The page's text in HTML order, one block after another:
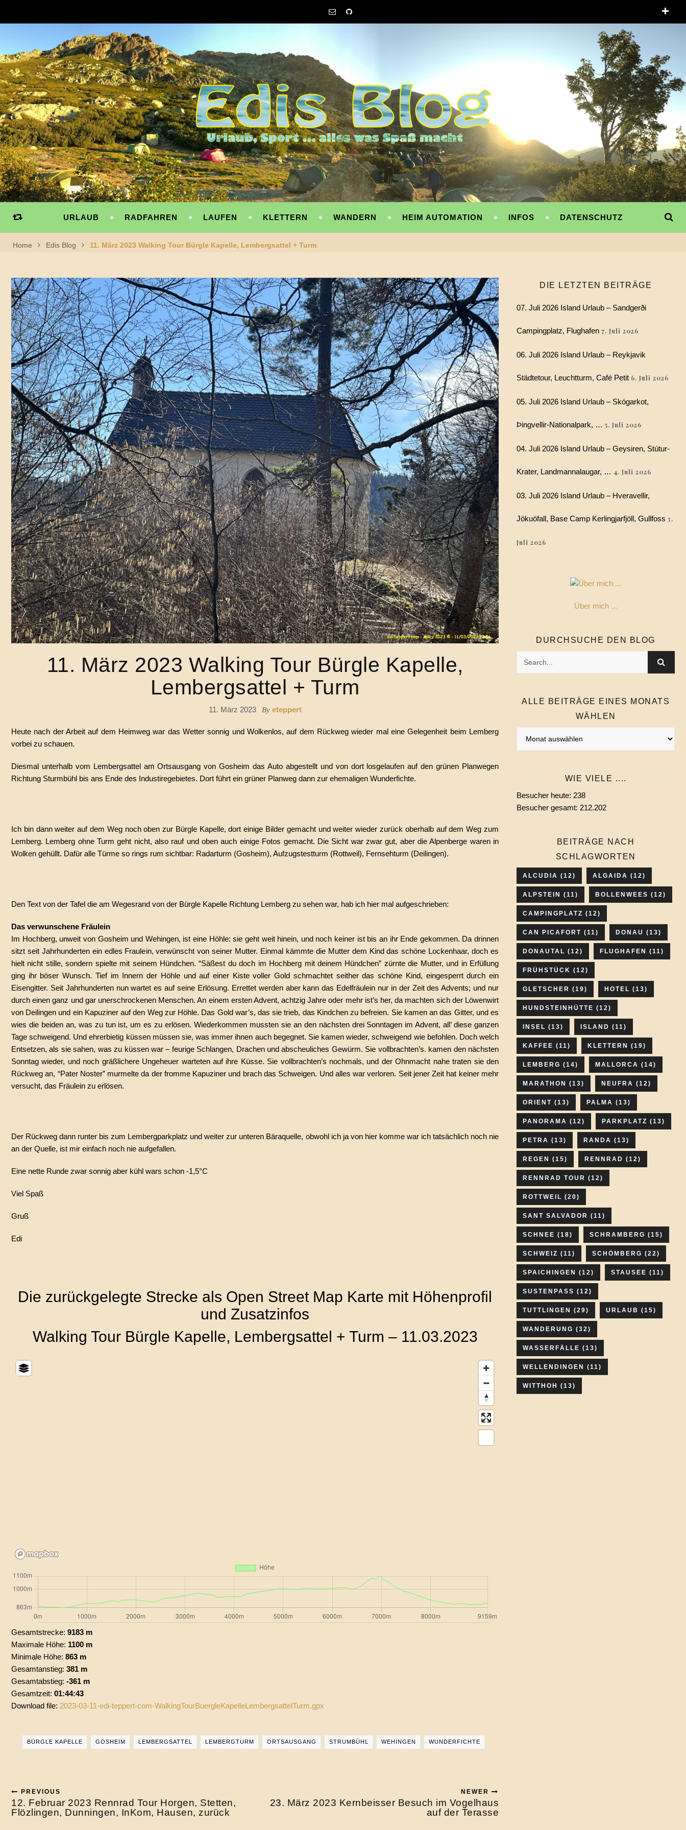
URLAUB RADFAHREN LAUFEN KLETTERN WANDERN HEIM AUTOMATION INFOS DATENSCHUTZ
Home Edis Blog 11. März 2023 Walking Tour Bürgle Kapelle, Lembergsattel + Turm
11. März 2023 Walking Tour Bürgle Kapelle,
Lembergsattel + Turm
11. März 2023 By eteppert
Heute nach der Arbeit auf dem Heimweg war das Wetter sonnig und Wolkenlos, auf dem Rückweg wieder mal eine Gelegenheit beim Lemberg
vorbei zu schauen.
Diesmal unterhalb vom Lembergsattel am Ortsausgang von Gosheim das Auto abgestellt und von dort losgelaufen auf den grünen Planwegen
Richtung Sturmbühl bis ans Ende des Industiregebietes. Dort führt ein grüner Planweg dann zur ehemaligen Wunderfichte.
Ich bin dann weiter auf dem Weg noch oben zur Bürgle Kapelle, dort einige Bilder gemacht und weiter wieder zurück oberhalb auf dem Weg zum
Lemberg. Lemberg ohne Turm geht nicht, also rauf und oben auch einige Fotos gemacht. Die Sicht war zwar gut, aber die Alpenberge waren in
Wolken gehüllt. Dafür alle Türme so rings rum sichtbar: Radarturm (Gosheim), Aufzugstestturm (Rottweil), Fernsehturm (Deilingen).
Den Text von der Tafel die am Wegesrand von der Bürgle Kapelle Richtung Lemberg zu sehen war, hab ich hier mal aufgeschrieben:
Das verwunschene Fräulein
Im Hochberg, unweit von Gosheim und Wehingen, ist eine Höhle: sie geht weit hinein, und noch keiner ist bis an ihr Ende gekommen. Da drinnen
sitzt seit Jahrhunderten ein edles Fraulein, verwünscht von seiner Mutter. Einmal kämmte die Mutter dem Kind das schöne Lockenhaar, doch es
hielt nicht stille, sondern spielte mit seinem Hündchen. “Säßest du doch im Hochberg mit deinem Hündchen” zürnte die Mutter, und in Erfüllung
ging ihr böser Wunsch. Tief im Innern der Höhle und auf einer Kiste voller Gold schmachtet seither das schöne Kind, eingesperrt durch ein
Eisengitter. Seit Jahrhunderten nun wartet es auf seine Erlösung. Errettet werden aber kann das Edelfräulein nur in der Zeit des Advents; und nur
durch einen ganz und gar unerschrockenen Menschen. An einem ersten Advent, achtzig Jahre oder mehr ist’s her, da machten sich der Löwenwirt
von Deilingen und ein Kapuziner auf den Weg zur Höhle. Das Gold war’s, das sie trieb, das Kindchen zu befreien. Sie kamen an das Gitter, und es
wies die beiden an, was zu tun ist, um es zu erlösen. Wiederkommen mussten sie an den nächsten drei Sonntagen im Advent, all’ diese ganzen
Tage schweigend. Und ehrerbietig küssen müssen sie, was immer ihnen auch begegnet. Sie kamen wieder, schweigend wie befohlen. Doch welch
Entsetzen, als sie sahen, was zu küssen war – feurige Schlangen, Drachen und abscheuliches Gewürm. Sie vollbrachten’s. kamen den nächsten
Sonntag wieder, und noch gräßlichere Ungeheuer warteten auf ihre Küsse. Sie vollbrachten’s nochmals, und der Ohnmacht nahe traten sie den
Rückweg an, “Pater Noster” murmelte da der fromme Kapuziner und brach das Schweigen. Und alles war verloren. Seit jener Zeit hat keiner mehr
versucht, das Fräulein zu erlösen.
Der Rückweg dann runter bis zum Lembergparkplatz und weiter zur unteren Bäraquelle, obwohl ich ja von hier komme war ich tatsächlich noch nie
an der Quelle, ist mir einfach noch nie aufgefallen.
Eine nette Runde zwar sonnig aber kühl wars schon -1,5°C
Viel Spaß
Gruß
Edi
Die zurückgelegte Strecke als Open Street Map Karte mit Höhenprofil
und Zusatzinfos
Walking Tour Bürgle Kapelle, Lembergsattel + Turm – 11.03.2023
Gesamtstrecke: 9183 m
Maximale Höhe: 1100 m
Minimale Höhe: 863 m
Gesamtanstieg: 381 m
Gesamtabstieg: -361 m
Gesamtzeit: 01:44:43
Download file: 2023-03-11-edi-teppert-com-WalkingTourBuergleKapelleLembergsattelTurm.gpx
BÜRGLE KAPELLE GOSHEIM LEMBERGSATTEL LEMBERGTURM ORTSAUSGANG STRUMBÜHL WEHINGEN WUNDERFICHTE
PREVIOUS
12. Februar 2023 Rennrad Tour Horgen, Stetten,
Flözlingen, Dunningen, InKom, Hausen, zurück
NEWER
23. März 2023 Kernbeisser Besuch im Vogelhaus
auf der Terasse
DIE LETZTEN BEITRÄGE
07. Juli 2026 Island Urlaub – Sandgerði
Campingplatz, Flughafen 7. Juli 2026
06. Juli 2026 Island Urlaub – Reykjavik
Städtetour, Leuchtturm, Café Petit 6. Juli 2026
05. Juli 2026 Island Urlaub – Skógarkot,
Þingvellir-Nationalpark, … 5. Juli 2026
04. Juli 2026 Island Urlaub – Geysiren, Stútur-
Krater, Landmannalaugar, … 4. Juli 2026
03. Juli 2026 Island Urlaub – Hveravellir,
Jökuöfall, Base Camp Kerlingjarfjöll, Gullfoss 3.
Juli 2026
Über mich ...
DURCHSUCHE DEN BLOG
ALLE BEITRÄGE EINES MONATS
WÄHLEN
wählen
WIE VIELE ....
Besucher heute: 238
Besucher gesamt: 212.202
BEITRÄGE NACH
SCHLAGWORTEN
ALCUDIA (12) ALGAIDA (12)
ALPSTEIN (11) BOLLENWEES (12)
CAMPINGPLATZ (12)
CAN PICAFORT (11) DONAU (13)
DONAUTAL (12) FLUGHAFEN (11)
FRÜHSTÜCK (12)
GLETSCHER (19) HOTEL (13)
HUNDSTEINHÜTTE (12)
INSEL (13) ISLAND (11)
KAFFEE (11) KLETTERN (19)
LEMBERG (14) MALLORCA (14)
MARATHON (13) NEUFRA (12)
ORIENT (13) PALMA (13)
PANORAMA (12) PARKPLATZ (13)
PETRA (13) RANDA (13)
REGEN (15) RENNRAD (12)
RENNRAD TOUR (12)
ROTTWEIL (20)
SANT SALVADOR (11)
SCHNEE (18) SCHRAMBERG (15)
SCHWEIZ (11) SCHÖMBERG (22)
SPAICHINGEN (12) STAUSEE (11)
SUSTENPASS (12)
TUTTLINGEN (29) URLAUB (15)
WANDERUNG (32)
WASSERFÄLLE (13)
WELLENDINGEN (11)
WITTHOH (13)